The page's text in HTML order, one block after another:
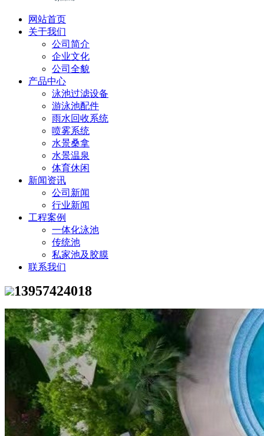
网站首页
关于我们
公司简介
企业文化
公司全貌
产品中心
泳池过滤设备
游泳池配件
雨水回收系统
喷雾系统
水景桑拿
水景温泉
体育休闲
新闻资讯
公司新闻
行业新闻
工程案例
一体化泳池
传统池
私家池及胶膜
联系我们
13957424018